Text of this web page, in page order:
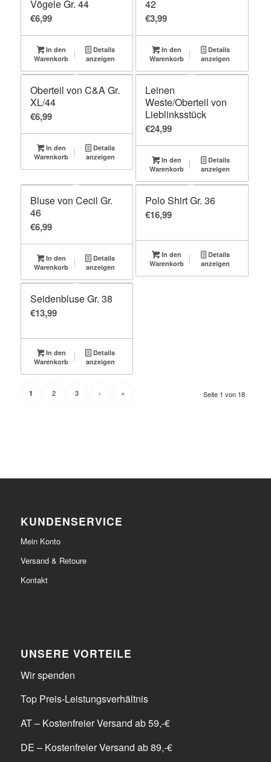
Vögele Gr. 44
€6,99
In den
Warenkorb
Details
anzeigen
42
€3,99
In den
Warenkorb
Details
anzeigen
Oberteil von C&A Gr.
XL/44
€6,99
In den
Warenkorb
Details
anzeigen
Leinen
Weste/Oberteil von
Lieblinksstück
€24,99
In den
Warenkorb
Details
anzeigen
Bluse von Cecil Gr.
46
€6,99
In den
Warenkorb
Details
anzeigen
Polo Shirt Gr. 36
€16,99
In den
Warenkorb
Details
anzeigen
Seidenbluse Gr. 38
€13,99
In den
Warenkorb
Details
anzeigen
Seite 1 von 18
1 2 3 › »
KUNDENSERVICE
Mein Konto
Versand & Retoure
Kontakt
UNSERE VORTEILE
Wir spenden
Top Preis-Leistungsverhältnis
AT – Kostenfreier Versand ab 59,-€
DE – Kostenfreier Versand ab 89,-€